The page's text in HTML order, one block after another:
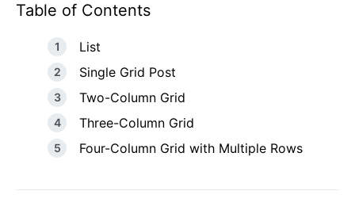
Table of Contents
List
Single Grid Post
Two-Column Grid
Three-Column Grid
Four-Column Grid with Multiple Rows